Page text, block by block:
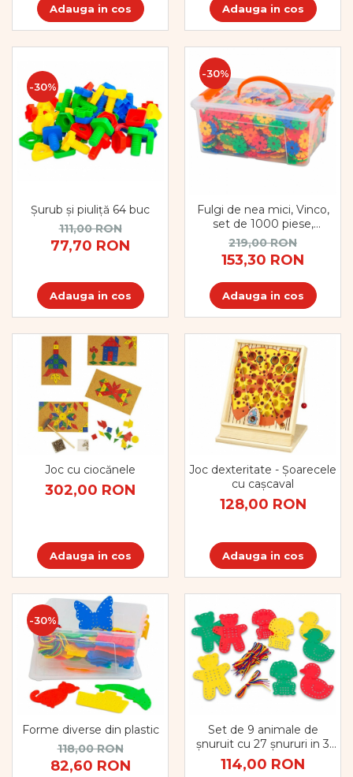
Adauga in cos Adauga in cos
-30%
Șurub și piuliță 64 buc
111,00 RON
77,70 RON
Adauga in cos
-30%
Fulgi de nea mici, Vinco,
set de 1000 piese,
multicolor
219,00 RON
153,30 RON
Adauga in cos
Joc cu ciocănele
302,00 RON
Adauga in cos
Joc dexteritate - Șoarecele
cu cașcaval
128,00 RON
Adauga in cos
-30%
Forme diverse din plastic
118,00 RON
82,60 RON
Set de 9 animale de
șnuruit cu 27 șnururi in 3
culori
114,00 RON